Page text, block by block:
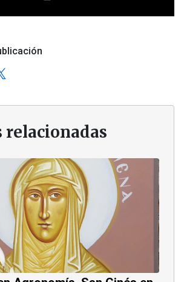
relacionadas